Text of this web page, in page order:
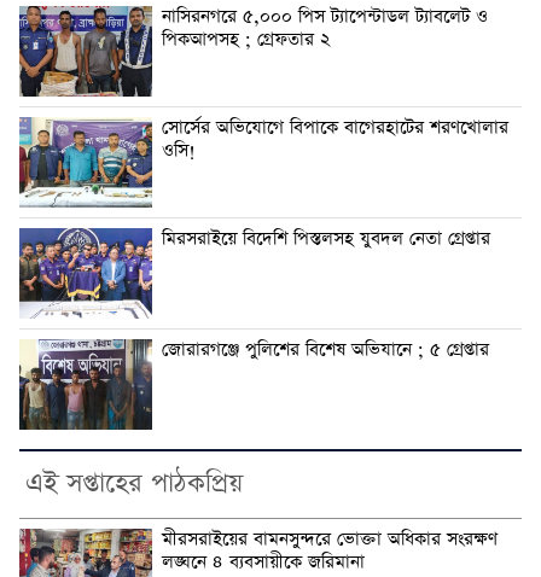
নাসিরনগরে ৫,০০০ পিস ট্যাপেন্টাডল ট্যাবলেট ও
পিকআপসহ ; গ্রেফতার ২
সোর্সের অভিযোগে বিপাকে বাগেরহাটের শরণখোলার
ওসি!
মিরসরাইয়ে বিদেশি পিস্তলসহ যুবদল নেতা গ্রেপ্তার
জোরারগঞ্জে পুলিশের বিশেষ অভিযানে ; ৫ গ্রেপ্তার
এই সপ্তাহের পাঠকপ্রিয়
মীরসরাইয়ের বামনসুন্দরে ভোক্তা অধিকার সংরক্ষণ
লঙ্ঘনে ৪ ব্যবসায়ীকে জরিমানা